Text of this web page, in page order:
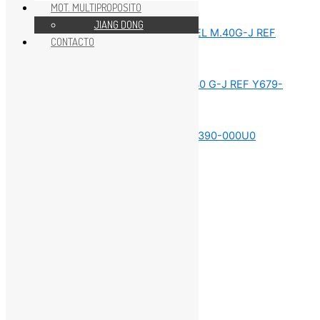
REPUESTOS MOTOR 40HP
MOT. MULTIPROPOSITO
JIANG DONG
CONTACTO